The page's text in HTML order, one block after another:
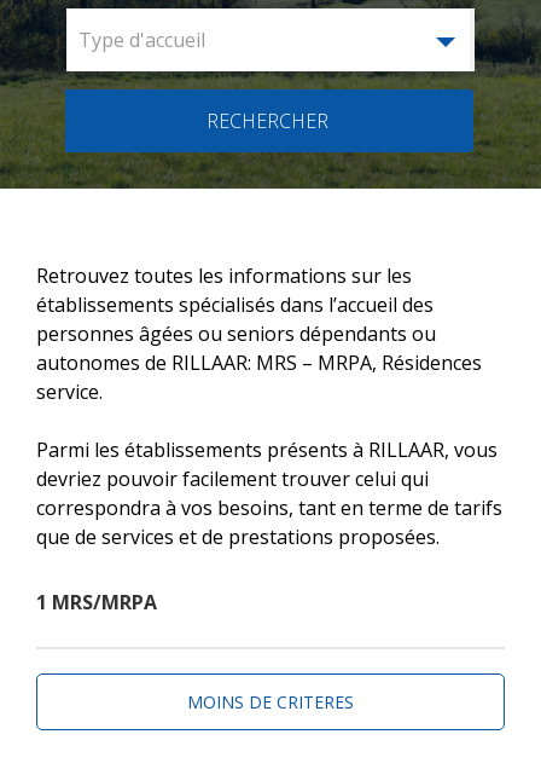
Type d'accueil
RECHERCHER
Retrouvez toutes les informations sur les
établissements spécialisés dans l’accueil des
personnes âgées ou seniors dépendants ou
autonomes de RILLAAR: MRS – MRPA, Résidences
service.
Parmi les établissements présents à RILLAAR, vous
devriez pouvoir facilement trouver celui qui
correspondra à vos besoins, tant en terme de tarifs
que de services et de prestations proposées.
1 MRS/MRPA
MOINS DE CRITERES